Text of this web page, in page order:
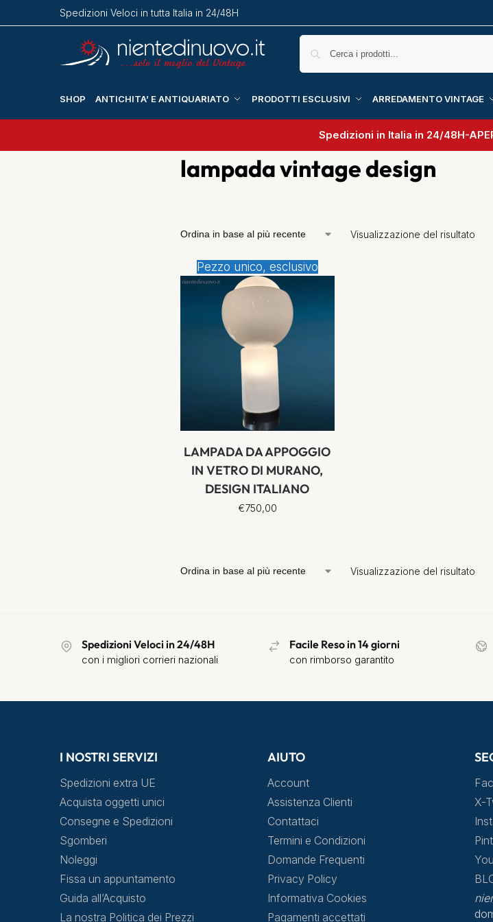
Spedizioni Veloci in tutta Italia in 24/48H
SHOP ANTICHITA’ E ANTIQUARIATO PRODOTTI ESCLUSIVI ARREDAMENTO VINTAGE
Spedizioni in Italia in 24/48H-
lampada vintage design
Visualizzazione del risultato
Pezzo unico, esclusivo
LAMPADA DA APPOGGIO
IN VETRO DI MURANO,
DESIGN ITALIANO
€750,00
Visualizzazione del risultato
Spedizioni Veloci in 24/48H
con i migliori corrieri nazionali
Facile Reso in 14 giorni
con rimborso garantito
I NOSTRI SERVIZI
Spedizioni extra UE
Acquista oggetti unici
Consegne e Spedizioni
Sgomberi
Noleggi
Fissa un appuntamento
Guida all’Acquisto
La nostra Politica dei Prezzi
AIUTO
Account
Assistenza Clienti
Contattaci
Termini e Condizioni
Domande Frequenti
Privacy Policy
Informativa Cookies
Pagamenti accettati
X-